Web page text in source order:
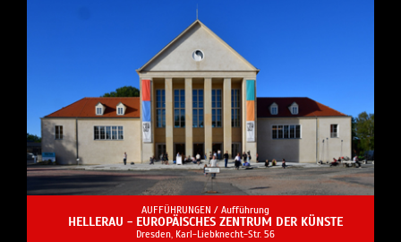
AUFFÜHRUNGEN / Aufführung
HELLERAU - EUROPÄISCHES ZENTRUM DER KÜNSTE
Dresden, Karl-Liebknecht-Str. 56